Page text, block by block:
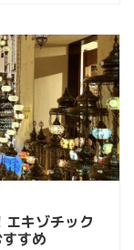
エキゾチック
すめ